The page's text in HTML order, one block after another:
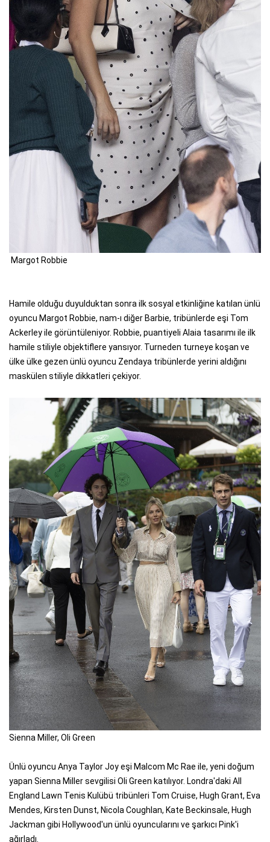
Margot Robbie
Hamile olduğu duyulduktan sonra ilk sosyal etkinliğine katılan ünlü
oyuncu Margot Robbie, nam-ı diğer Barbie, tribünlerde eşi Tom
Ackerley ile görüntüleniyor. Robbie, puantiyeli Alaia tasarımı ile ilk
hamile stiliyle objektiflere yansıyor. Turneden turneye koşan ve
ülke ülke gezen ünlü oyuncu Zendaya tribünlerde yerini aldığını
maskülen stiliyle dikkatleri çekiyor.
Sienna Miller, Oli Green
Ünlü oyuncu Anya Taylor Joy eşi Malcom Mc Rae ile, yeni doğum
yapan Sienna Miller sevgilisi Oli Green katılıyor. Londra'daki All
England Lawn Tenis Kulübü tribünleri Tom Cruise, Hugh Grant, Eva
Mendes, Kirsten Dunst, Nicola Coughlan, Kate Beckinsale, Hugh
Jackman gibi Hollywood'un ünlü oyuncularını ve şarkıcı Pink'i
ağırladı.